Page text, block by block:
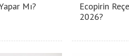
Mı?
Ecopirin
2026?